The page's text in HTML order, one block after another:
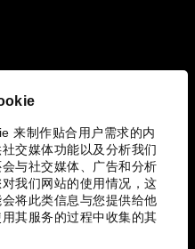
来制作贴合用户需求的内
交媒体功能以及分析我们
与社交媒体、广告和分析
我们网站的使用情况，这
将此类信息与您提供给他
其服务的过程中收集的其